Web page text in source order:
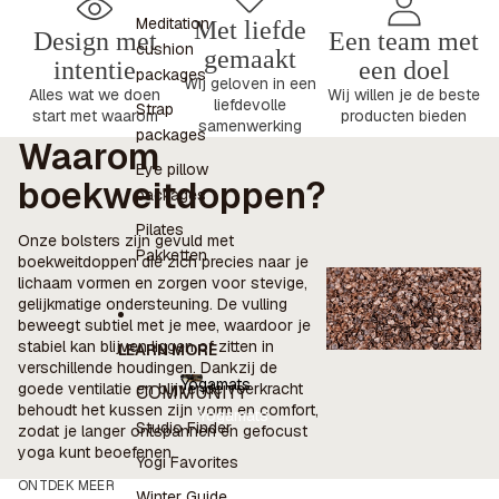
Meditation
cushion
packages
Strap
packages
Eye pillow
packages
Pilates
Pakketten
LEARN MORE
COMMUNITY
Studio Finder
Yogi Favorites
Yogamats
Yogamats
Design met
intentie
Alles wat we doen
start met waarom
Met liefde
gemaakt
Wij geloven in een
liefdevolle
samenwerking
Een team met
een doel
Wij willen je de beste
producten bieden
Waarom
boekweitdoppen?
Onze bolsters zijn gevuld met
boekweitdoppen die zich precies naar je
lichaam vormen en zorgen voor stevige,
gelijkmatige ondersteuning. De vulling
beweegt subtiel met je mee, waardoor je
stabiel kan blijven liggen of zitten in
verschillende houdingen. Dankzij de
goede ventilatie en blijvende veerkracht
behoudt het kussen zijn vorm en comfort,
zodat je langer ontspannen en gefocust
yoga kunt beoefenen.
ONTDEK MEER